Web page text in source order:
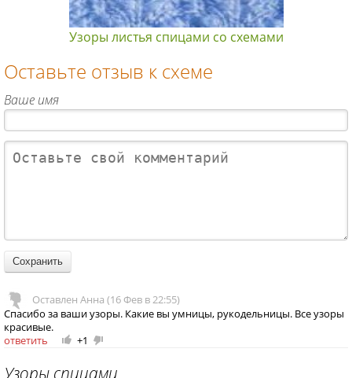
Узоры листья спицами со схемами
Оставьте отзыв к схеме
Ваше имя
Оставлен Анна (16 Фев в 22:55)
Спасибо за ваши узоры. Какие вы умницы, рукодельницы. Все узоры
красивые.
ответить
+1
Узоры спицами